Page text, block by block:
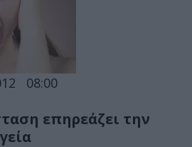
08:00
επηρεάζει την